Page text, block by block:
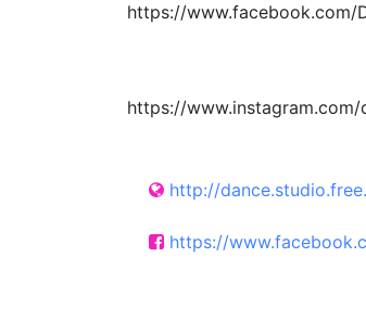
https://www.facebook.com/
https://
http://
https://